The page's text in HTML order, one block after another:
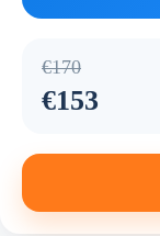
€170
€153